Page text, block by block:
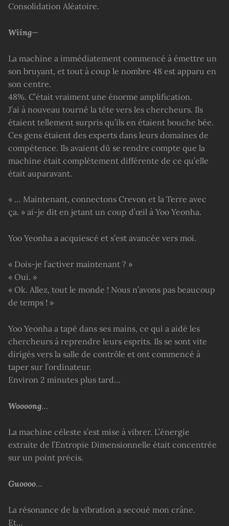
Consolidation Aléatoire.
Wiing—
La machine a immédiatement commencé à émettre un
son bruyant, et tout à coup le nombre 48 est apparu en
son centre.
48%. C’était vraiment une énorme amplification.
J’ai à nouveau tourné la tête vers les chercheurs. Ils
étaient tellement surpris qu’ils en étaient bouche bée.
Ces gens étaient des experts dans leurs domaines de
compétence. Ils avaient dû se rendre compte que la
machine était complètement différente de ce qu’elle
était auparavant.
« … Maintenant, connectons Crevon et la Terre avec
ça. » ai-je dit en jetant un coup d’œil à Yoo Yeonha.
Yoo Yeonha a acquiescé et s’est avancée vers moi.
« Dois-je l’activer maintenant ? »
« Oui. »
« Ok. Allez, tout le monde ! Nous n’avons pas beaucoup
de temps ! »
Yoo Yeonha a tapé dans ses mains, ce qui a aidé les
chercheurs à reprendre leurs esprits. Ils se sont vite
dirigés vers la salle de contrôle et ont commencé à
taper sur l’ordinateur.
Environ 2 minutes plus tard…
Woooong…
La machine céleste s’est mise à vibrer. L’énergie
extraite de l’Entropie Dimensionnelle était concentrée
sur un point précis.
Guoooo…
La résonance de la vibration a secoué mon crâne.
Et…